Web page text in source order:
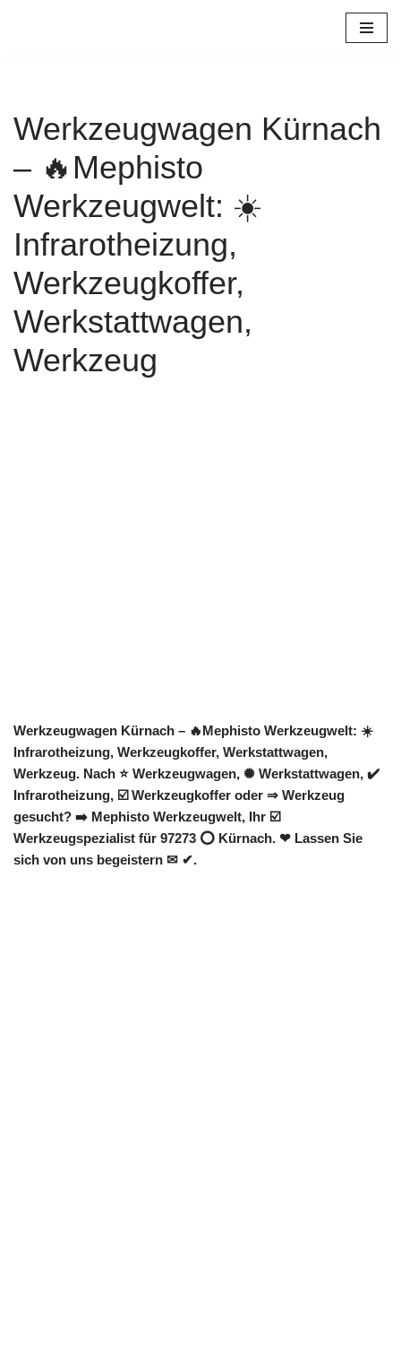
Werkzeugwagen Kürnach
– 🔥Mephisto
Werkzeugwelt: ☀️
Infrarotheizung,
Werkzeugkoffer,
Werkstattwagen,
Werkzeug
Werkzeugwagen Kürnach – 🔥Mephisto Werkzeugwelt: ☀️
Infrarotheizung, Werkzeugkoffer, Werkstattwagen,
Werkzeug. Nach ⭐ Werkzeugwagen, ✺ Werkstattwagen, ✔️
Infrarotheizung, ☑️ Werkzeugkoffer oder ⇒ Werkzeug
gesucht? ➡️ Mephisto Werkzeugwelt, Ihr ☑️
Werkzeugspezialist für 97273 ⭕ Kürnach. ❤ Lassen Sie
sich von uns begeistern ✉ ✔.